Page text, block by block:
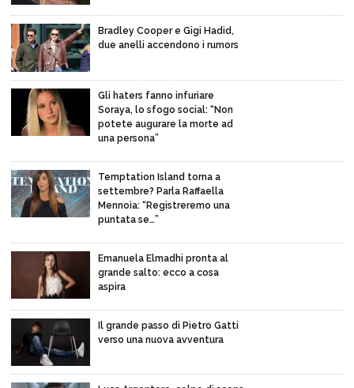
Bradley Cooper e Gigi Hadid,
due anelli accendono i rumors
Gli haters fanno infuriare
Soraya, lo sfogo social: “Non
potete augurare la morte ad
una persona”
Temptation Island torna a
settembre? Parla Raffaella
Mennoia: “Registreremo una
puntata se…”
Emanuela Elmadhi pronta al
grande salto: ecco a cosa
aspira
Il grande passo di Pietro Gatti
verso una nuova avventura